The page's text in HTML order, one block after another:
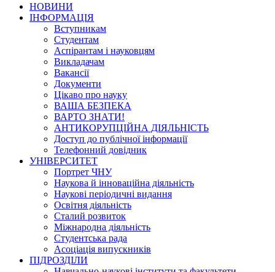
НОВИНИ
ІНФОРМАЦІЯ
Вступникам
Студентам
Аспірантам і науковцям
Викладачам
Вакансії
Документи
Цікаво про науку
ВАША БЕЗПЕКА
ВАРТО ЗНАТИ!
АНТИКОРУПЦІЙНА ДІЯЛЬНІСТЬ
Доступ до публічної інформації
Телефонний довідник
УНІВЕРСИТЕТ
Портрет ЧНУ
Наукова й інноваційна діяльність
Наукові періодичні видання
Освітня діяльність
Сталий розвиток
Міжнародна діяльність
Студентська рада
Асоціація випускників
ПІДРОЗДІЛИ